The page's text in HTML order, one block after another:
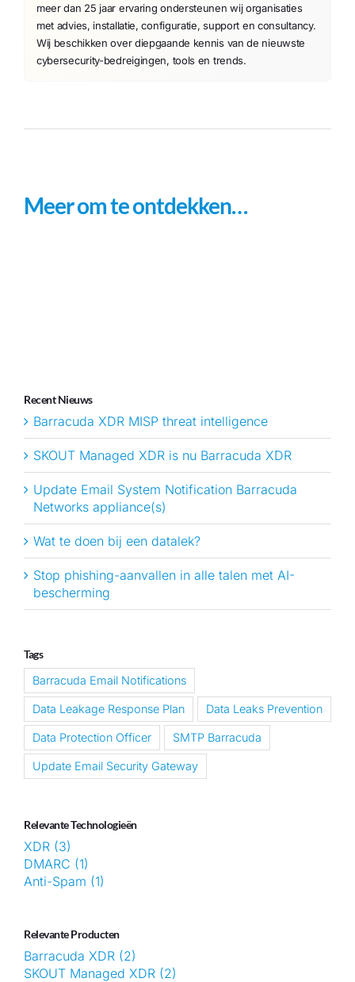
meer dan 25 jaar ervaring ondersteunen wij organisaties
met advies, installatie, configuratie, support en consultancy.
Wij beschikken over diepgaande kennis van de nieuwste
cybersecurity-bedreigingen, tools en trends.
Meer om te ontdekken…
Recent Nieuws
Barracuda XDR MISP threat intelligence
SKOUT Managed XDR is nu Barracuda XDR
Update Email System Notification Barracuda
Networks appliance(s)
Wat te doen bij een datalek?
Stop phishing-aanvallen in alle talen met AI-
bescherming
Tags
Barracuda Email Notifications
Data Leakage Response Plan Data Leaks Prevention
Data Protection Officer SMTP Barracuda
Update Email Security Gateway
Relevante Technologieën
XDR (3)
DMARC (1)
Anti-Spam (1)
Relevante Producten
Barracuda XDR (2)
SKOUT Managed XDR (2)